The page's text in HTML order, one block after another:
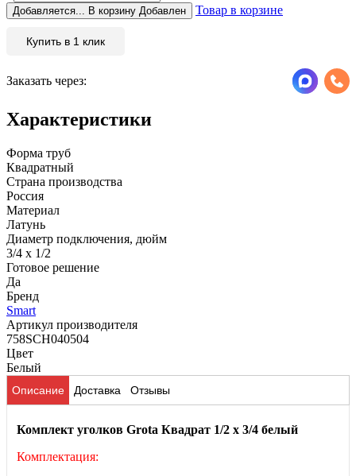
Добавляется... В корзину Добавлен Товар в корзине
Купить в 1 клик
Заказать через:
Характеристики
Форма труб
Квадратный
Страна производства
Россия
Материал
Латунь
Диаметр подключения, дюйм
3/4 x 1/2
Готовое решение
Да
Бренд
Smart
Артикул производителя
758SCH040504
Цвет
Белый
Описание Доставка Отзывы
Комплект уголков Grota Квадрат 1/2 х 3/4 белый
Комплектация: